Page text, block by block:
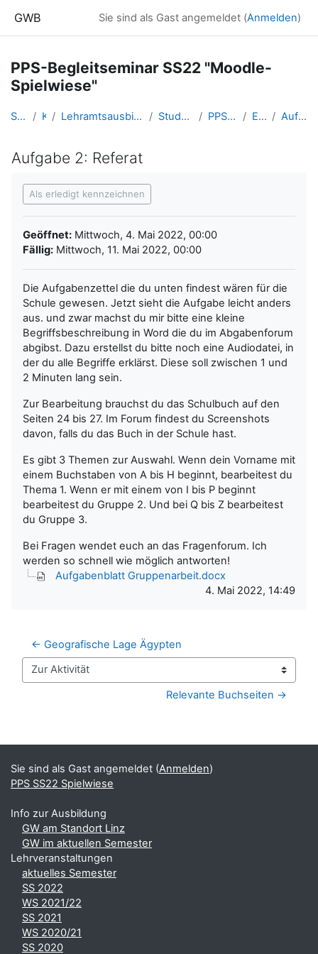
GWB Sie sind als Gast angemeldet (Anmelden)
PPS-Begleitseminar SS22 "Moodle-
Spielwiese"
Startseite Kurse Lehramtsausbildung GW im Cluster Österreich Mitte Studentische Lernkurse PPS SS22 Spielwiese Ecker: Kairo Aufgabe 2: Referat
Aufgabe 2: Referat
Als erledigt kennzeichnen
Geöffnet: Mittwoch, 4. Mai 2022, 00:00
Fällig: Mittwoch, 11. Mai 2022, 00:00
Die Aufgabenzettel die du unten findest wären für die
Schule gewesen. Jetzt sieht die Aufgabe leicht anders
aus. und zwar machst du mir bitte eine kleine
Begriffsbeschreibung in Word die du im Abgabenforum
abgibst. Dazu erstellst du bitte noch eine Audiodatei, in
der du alle Begriffe erklärst. Diese soll zwischen 1 und
2 Minuten lang sein.
Zur Bearbeitung brauchst du das Schulbuch auf den
Seiten 24 bis 27. Im Forum findest du Screenshots
davon, falls du das Buch in der Schule hast.
Es gibt 3 Themen zur Auswahl. Wenn dein Vorname mit
einem Buchstaben von A bis H beginnt, bearbeitest du
Thema 1. Wenn er mit einem von I bis P beginnt
bearbeitest du Gruppe 2. Und bei Q bis Z bearbeitest
du Gruppe 3.
Bei Fragen wendet euch an das Fragenforum. Ich
werden so schnell wie möglich antworten!
Aufgabenblatt Gruppenarbeit.docx
4. Mai 2022, 14:49
← Geografische Lage Ägypten
Zur Aktivität
Relevante Buchseiten →
Ergänzungsblöcke
Sie sind als Gast angemeldet (Anmelden)
PPS SS22 Spielwiese
Info zur Ausbildung
GW am Standort Linz
GW im aktuellen Semester
Lehrveranstaltungen
aktuelles Semester
SS 2022
WS 2021/22
SS 2021
WS 2020/21
SS 2020